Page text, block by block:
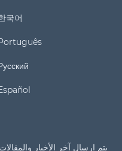
국어
يتم إرسال آخر الأخبار